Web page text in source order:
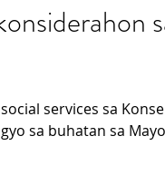
services sa
sa buhatan sa